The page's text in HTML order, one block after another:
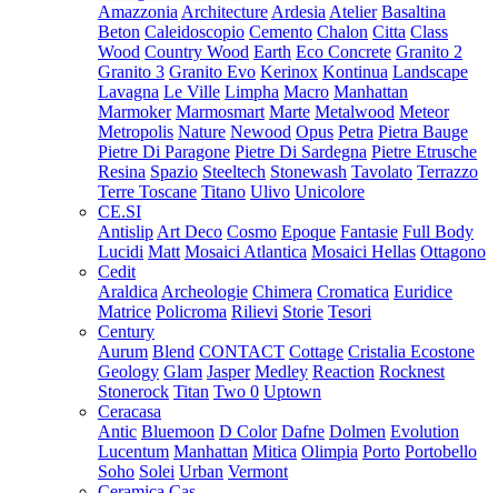
Amazzonia Architecture Ardesia Atelier Basaltina
Beton Caleidoscopio Cemento Chalon Citta Class
Wood Country Wood Earth Eco Concrete Granito 2
Granito 3 Granito Evo Kerinox Kontinua Landscape
Lavagna Le Ville Limpha Macro Manhattan
Marmoker Marmosmart Marte Metalwood Meteor
Metropolis Nature Newood Opus Petra Pietra Bauge
Pietre Di Paragone Pietre Di Sardegna Pietre Etrusche
Resina Spazio Steeltech Stonewash Tavolato Terrazzo
Terre Toscane Titano Ulivo Unicolore
CE.SI
Antislip Art Deco Cosmo Epoque Fantasie Full Body
Lucidi Matt Mosaici Atlantica Mosaici Hellas Ottagono
Cedit
Araldica Archeologie Chimera Cromatica Euridice
Matrice Policroma Rilievi Storie Tesori
Century
Aurum Blend CONTACT Cottage Cristalia Ecostone
Geology Glam Jasper Medley Reaction Rocknest
Stonerock Titan Two 0 Uptown
Ceracasa
Antic Bluemoon D Color Dafne Dolmen Evolution
Lucentum Manhattan Mitica Olimpia Porto Portobello
Soho Solei Urban Vermont